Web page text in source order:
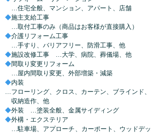
…住宅全般、マンション、アパート、店舗
◆施主支給工事
…取付工事のみ（商品はお客様が直接購入）
◆介護リフォーム工事
…手すり、バリアフリー、防滑工事、他
◆施設改修工事 …大学、病院、葬儀場、他
◆間取り変更リフォーム
…屋内間取り変更、外部増築・減築
◆内装
…フローリング、クロス、カーテン、ブラインド、
収納造作、他
◆外装 …塗装全般、金属サイディング
◆外構・エクステリア
…駐車場、アプローチ、カーポート、ウッドデッ